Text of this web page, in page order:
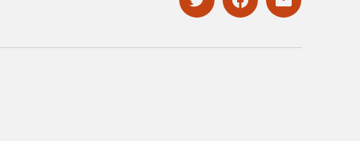
twitter facebookmailto